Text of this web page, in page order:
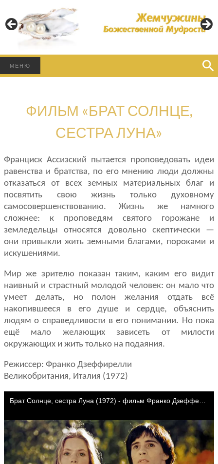
ЖЕМЧУЖИНЫ
БОЖЕСТВЕННОЙ
МУДРОСТИ
МЕНЮ Найти:
ФИЛЬМ «БРАТ СОЛНЦЕ,
СЕСТРА ЛУНА»
Франциск Ассизский пытается проповедовать идеи
равенства и братства, по его мнению люди должны
отказаться от всех земных материальных благ и
посвятить свою жизнь только духовному
самосовершенствованию. Жизнь же намного
сложнее: к проповедям святого горожане и
земледельцы относятся довольно скептически —
они привыкли жить земными благами, пороками и
искушениями.
Мир же зрителю показан таким, каким его видит
наивный и страстный молодой человек: он мало что
умеет делать, но полон желания отдать всё
накопившееся в его душе и сердце, объяснить
людям о справедливости в его понимании. Но пока
ещё мало желающих зависеть от милости
окружающих и жить только на подаяния.
Режиссер: Франко Дзеффирелли
Великобритания, Италия (1972)